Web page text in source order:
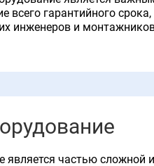
всего гарантийного
инженеров и
является частью